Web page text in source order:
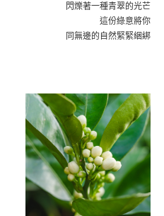
閃爍著一種青翠的光芒
這份綠意將你
同無邊的自然緊緊綑綁